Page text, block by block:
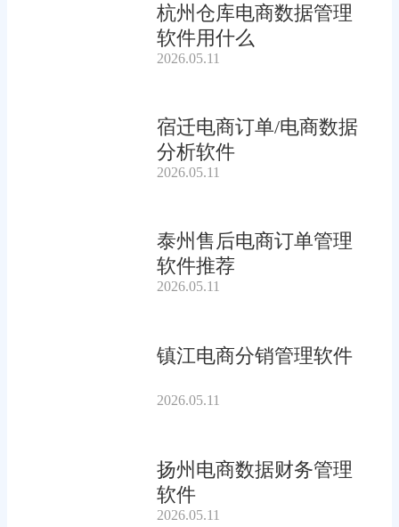
杭州仓库电商数据管理
软件用什么
2026.05.11
宿迁电商订单/电商数据
分析软件
2026.05.11
泰州售后电商订单管理
软件推荐
2026.05.11
镇江电商分销管理软件
2026.05.11
扬州电商数据财务管理
软件
2026.05.11